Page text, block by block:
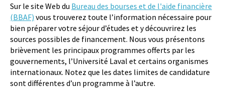
Sur le site Web du Bureau des bourses et de l'aide financière
(BBAF) vous trouverez toute l’information nécessaire pour
bien préparer votre séjour d’études et y découvrirez les
sources possibles de financement. Nous vous présentons
brièvement les principaux programmes offerts par les
gouvernements, l’Université Laval et certains organismes
internationaux. Notez que les dates limites de candidature
sont différentes d’un programme à l’autre.